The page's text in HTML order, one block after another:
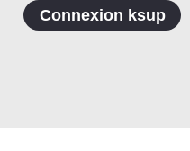
Connexion ksup